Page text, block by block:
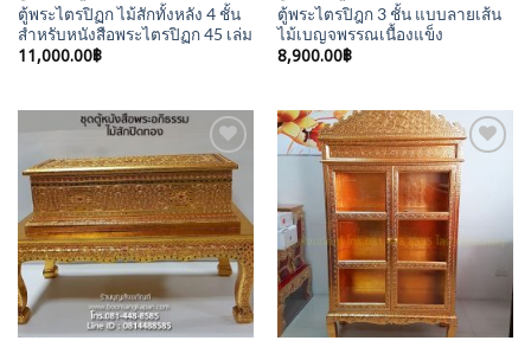
ตู้พระไตรปิฏก ไม้สักทั้งหลัง 4 ชั้น
สำหรับหนังสือพระไตรปิฏก 45 เล่ม
11,000.00฿
ตู้พระไตรปิฎก 3 ชั้น แบบลายเส้น
ไม้เบญจพรรณเนื้องแข็ง
8,900.00฿
Add to
Wishlist
Add to
Wishlist